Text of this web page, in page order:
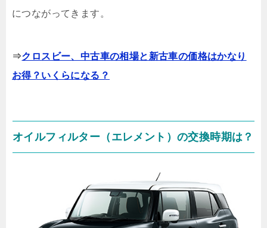
につながってきます。
⇒クロスビー、中古車の相場と新古車の価格はかなり
お得？いくらになる？
オイルフィルター（エレメント）の交換時期は？